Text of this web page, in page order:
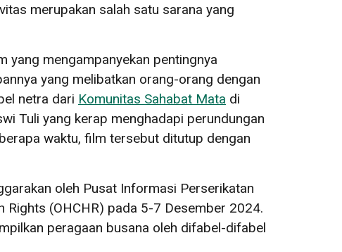
merupakan salah satu sarana yang
yang mengampanyekan pentingnya
yang melibatkan orang-orang dengan
netra dari Komunitas Sahabat Mata di
Tuli yang kerap menghadapi perundungan
waktu, film tersebut ditutup dengan
oleh Pusat Informasi Perserikatan
(OHCHR) pada 5-7 Desember 2024.
peragaan busana oleh difabel-difabel